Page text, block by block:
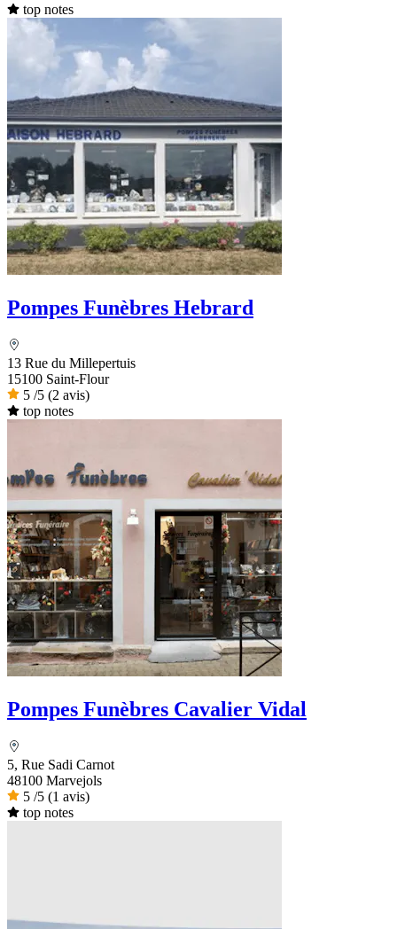
top notes
Pompes Funèbres Hebrard
13 Rue du Millepertuis
15100 Saint-Flour
5 /5 (2 avis)
top notes
Pompes Funèbres Cavalier Vidal
5, Rue Sadi Carnot
48100 Marvejols
5 /5 (1 avis)
top notes